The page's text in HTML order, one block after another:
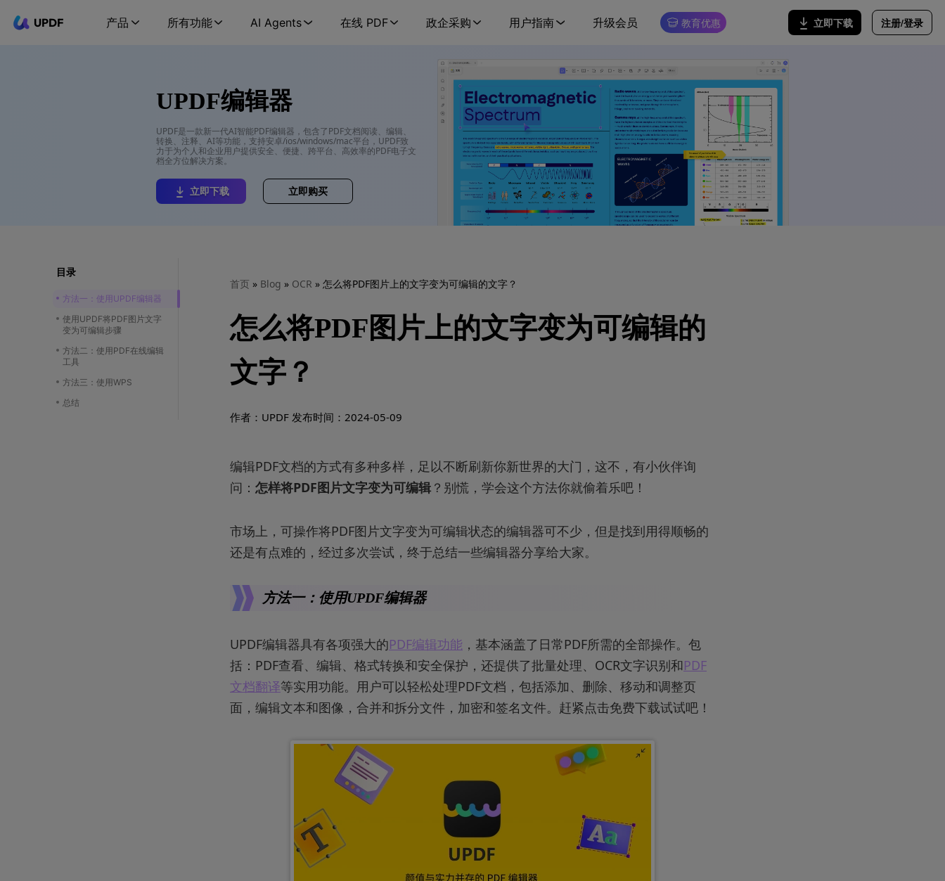
UPDF 产品 所有功能 AI Agents 在线 PDF 政企采购 用户指南 升级会员 教育优惠 立即下载 注册/登录
UPDF编辑器
UPDF是一款新一代AI智能PDF编辑器，包含了PDF文档阅读、编辑、
转换、注释、AI等功能，支持安卓/ios/windows/mac平台，UPDF致
力于为个人和企业用户提供安全、便捷、跨平台、高效率的PDF电子文
档全方位解决方案。
立即下载 立即购买
目录
方法一：使用UPDF编辑器
使用UPDF将PDF图片文字
变为可编辑步骤
方法二：使用PDF在线编辑
工具
方法三：使用WPS
总结
首页 » Blog » OCR » 怎么将PDF图片上的文字变为可编辑的文字？
怎么将PDF图片上的文字变为可编辑的
文字？
作者：UPDF 发布时间：2024-05-09
编辑PDF文档的方式有多种多样，足以不断刷新你新世界的大门，这不，有小伙伴询
问： 怎样将PDF图片文字变为可编辑 ？别慌，学会这个方法你就偷着乐吧！
市场上，可操作将PDF图片文字变为可编辑状态的编辑器可不少，但是找到用得顺畅的
还是有点难的，经过多次尝试，终于总结一些编辑器分享给大家。
方法一：使用UPDF编辑器
UPDF编辑器具有各项强大的PDF编辑功能 ，基本涵盖了日常PDF所需的全部操作。包
括：PDF查看、编辑、格式转换和安全保护，还提供了批量处理、OCR文字识别和PDF
文档翻译等实用功能。用户可以轻松处理PDF文档，包括添加、删除、移动和调整页
面，编辑文本和图像，合并和拆分文件，加密和签名文件。赶紧点击免费下载试试吧！